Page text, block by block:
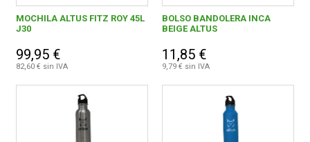
MOCHILA ALTUS FITZ ROY 45L
J30
99,95 €
82,60 € sin IVA
BOLSO BANDOLERA INCA
BEIGE ALTUS
11,85 €
9,79 € sin IVA